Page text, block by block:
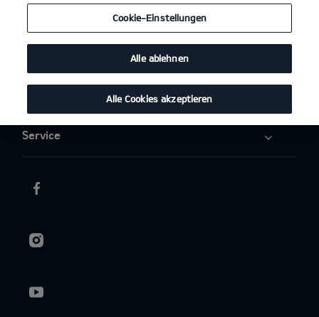
Elektromobilität
Aktuelles
Service
Cookie-Einstellungen
Alle ablehnen
Alle Cookies akzeptieren